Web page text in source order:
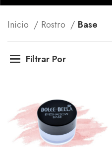
Inicio Rostro Base
Filtrar Por